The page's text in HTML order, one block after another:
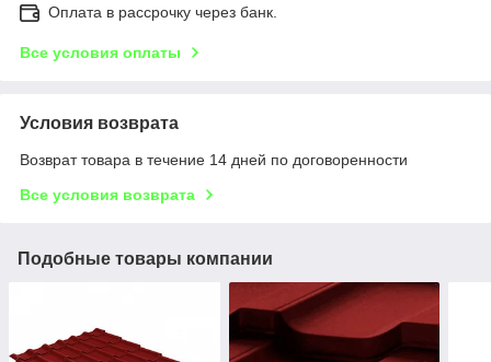
Оплата в рассрочку через банк.
Все условия оплаты
Условия возврата
Возврат товара в течение 14 дней по договоренности
Все условия возврата
Подобные товары компании